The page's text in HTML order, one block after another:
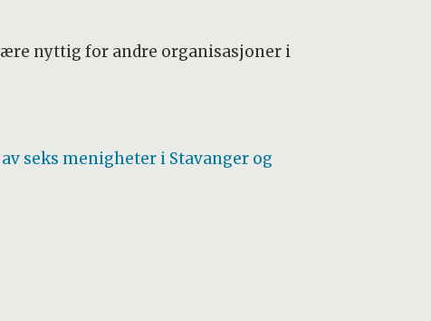
nyttig for andre organisasjoner i
seks menigheter i Stavanger og